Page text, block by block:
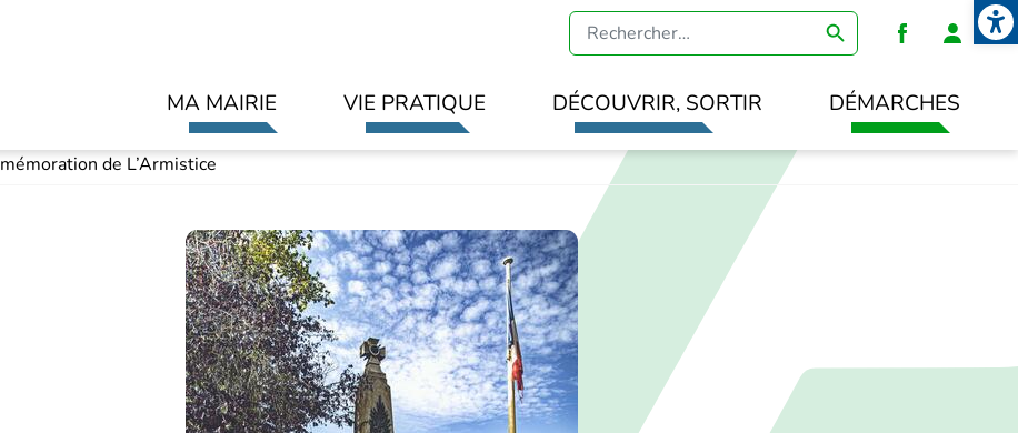
MA MAIRIE VIE PRATIQUE DÉCOUVRIR, SORTIR DÉMARCHES
de L’Armistice